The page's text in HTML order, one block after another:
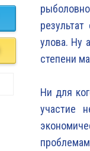
улова. Ну
степени
Ни для
участие